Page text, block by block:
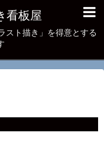
看板屋
スト描き」を得意とする